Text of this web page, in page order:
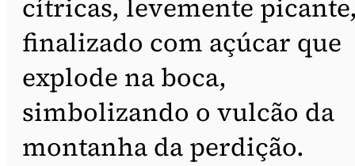
cítricas, levemente
finalizado com açúcar que
explode na boca,
simbolizando o vulcão da
montanha da perdição.